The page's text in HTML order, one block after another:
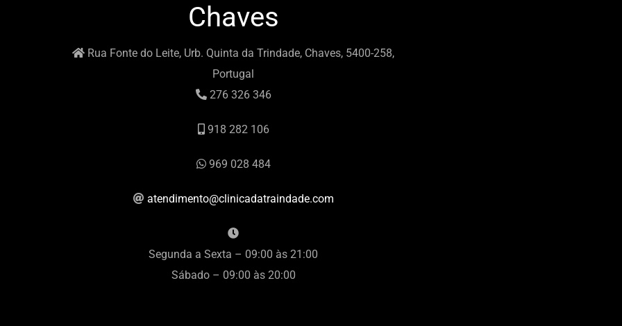
Chaves
Rua Fonte do Leite, Urb. Quinta da Trindade, Chaves, 5400-258,
Portugal
276 326 346
918 282 106
969 028 484
atendimento@clinicadatraindade.com
Segunda a Sexta – 09:00 às 21:00
Sábado – 09:00 às 20:00